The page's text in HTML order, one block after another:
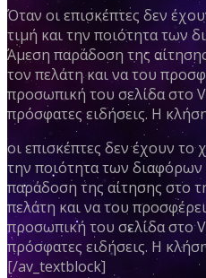
Όταν οι επισκέπτες δεν
τιμή και την ποιότητα των
Άμεση παράδοση της
τον πελάτη και να του
προσωπική του σελίδα στο
πρόσφατες ειδήσεις. Η
οι επισκέπτες δεν έχουν το
την ποιότητα των διαφόρων
παράδοση της αίτησης στο
πελάτη και να του
προσωπική του σελίδα στο
πρόσφατες ειδήσεις. Η
[/av_textblock]